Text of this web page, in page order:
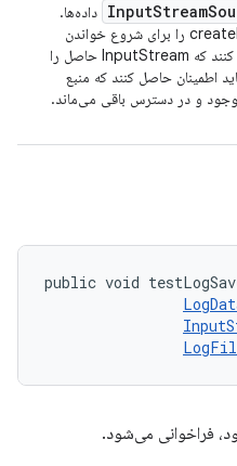
InputStream
داده‌ها.
پیاده‌سازی‌کنندگان باید createInputStream را برای شروع خواندن
داده‌ها فراخوانی کنند و اطمینان حاصل کنند که InputStream حاصل را
اطمینان حاصل کنند که منبع
public void
فراخوانی می‌شود.